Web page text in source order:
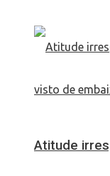
Atitude